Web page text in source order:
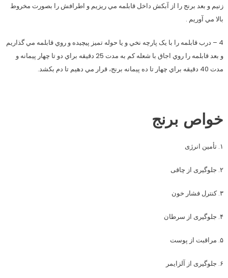
زنيم و بعد برنج را از آبکش داخل قابلمه مي ريزيم و اطرافش را بصورت مخروط
بالا مي آوريم .
4 – درب قابلمه را با يک پارچه نخي و يا حوله تميز پيچيده و روي قابلمه مي گذاريم
و بعد قابلمه را روي اجاق با شعله کم به مدت 25 دقيقه براي دو تا چهار پيمانه و
مدت 40 دقيقه براي چهار تا ده پيمانه برنج، قرار مي دهيم تا دم بکشد.
خواص برنج
۱. تأمین انرژی
۲. جلوگیری از چاقی
۳. کنترل فشار خون
۴. جلوگیری از سرطان
۵. مراقبت از پوست
۶. جلوگیری از آلزایمر